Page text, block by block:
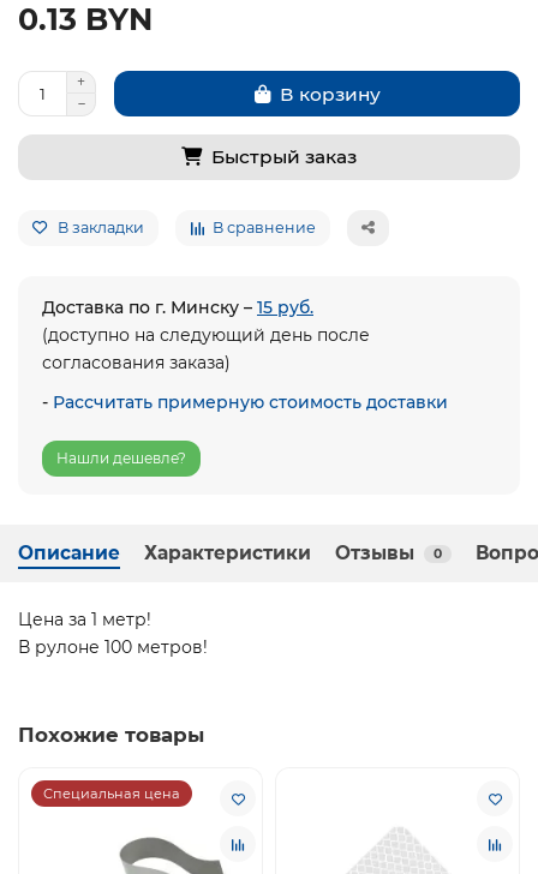
0.13 BYN
В корзину
Быстрый заказ
В закладки В сравнение
Доставка по г. Минску – 15 руб.
(доступно на следующий день после
согласования заказа)
- Рассчитать примерную стоимость доставки
Нашли дешевле?
Описание Характеристики Отзывы 0
Цена за 1 метр!
В рулоне 100 метров!
Похожие товары
Специальная цена